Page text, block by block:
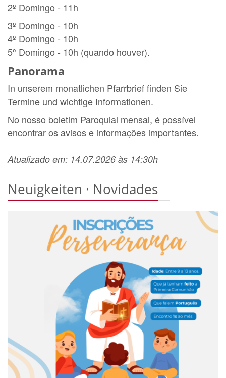
2º Domingo - 11h
3º Domingo - 10h
4º Domingo - 10h
5º Domingo - 10h (quando houver).
Panorama
In unserem monatlichen Pfarrbrief finden Sie
Termine und wichtige Informationen.
No nosso boletim Paroquial mensal, é possível
encontrar os avisos e informações importantes.
Atualizado em: 14.07.2026 às 14:30h
Neuigkeiten · Novidades